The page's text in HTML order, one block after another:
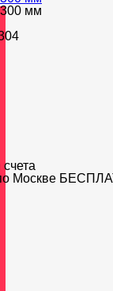
Москве